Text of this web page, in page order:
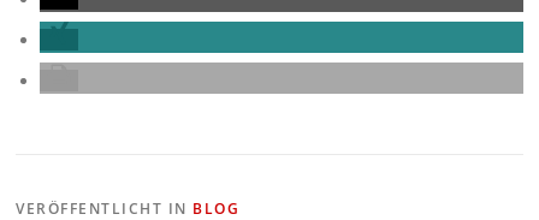
VERÖFFENTLICHT IN BLOG